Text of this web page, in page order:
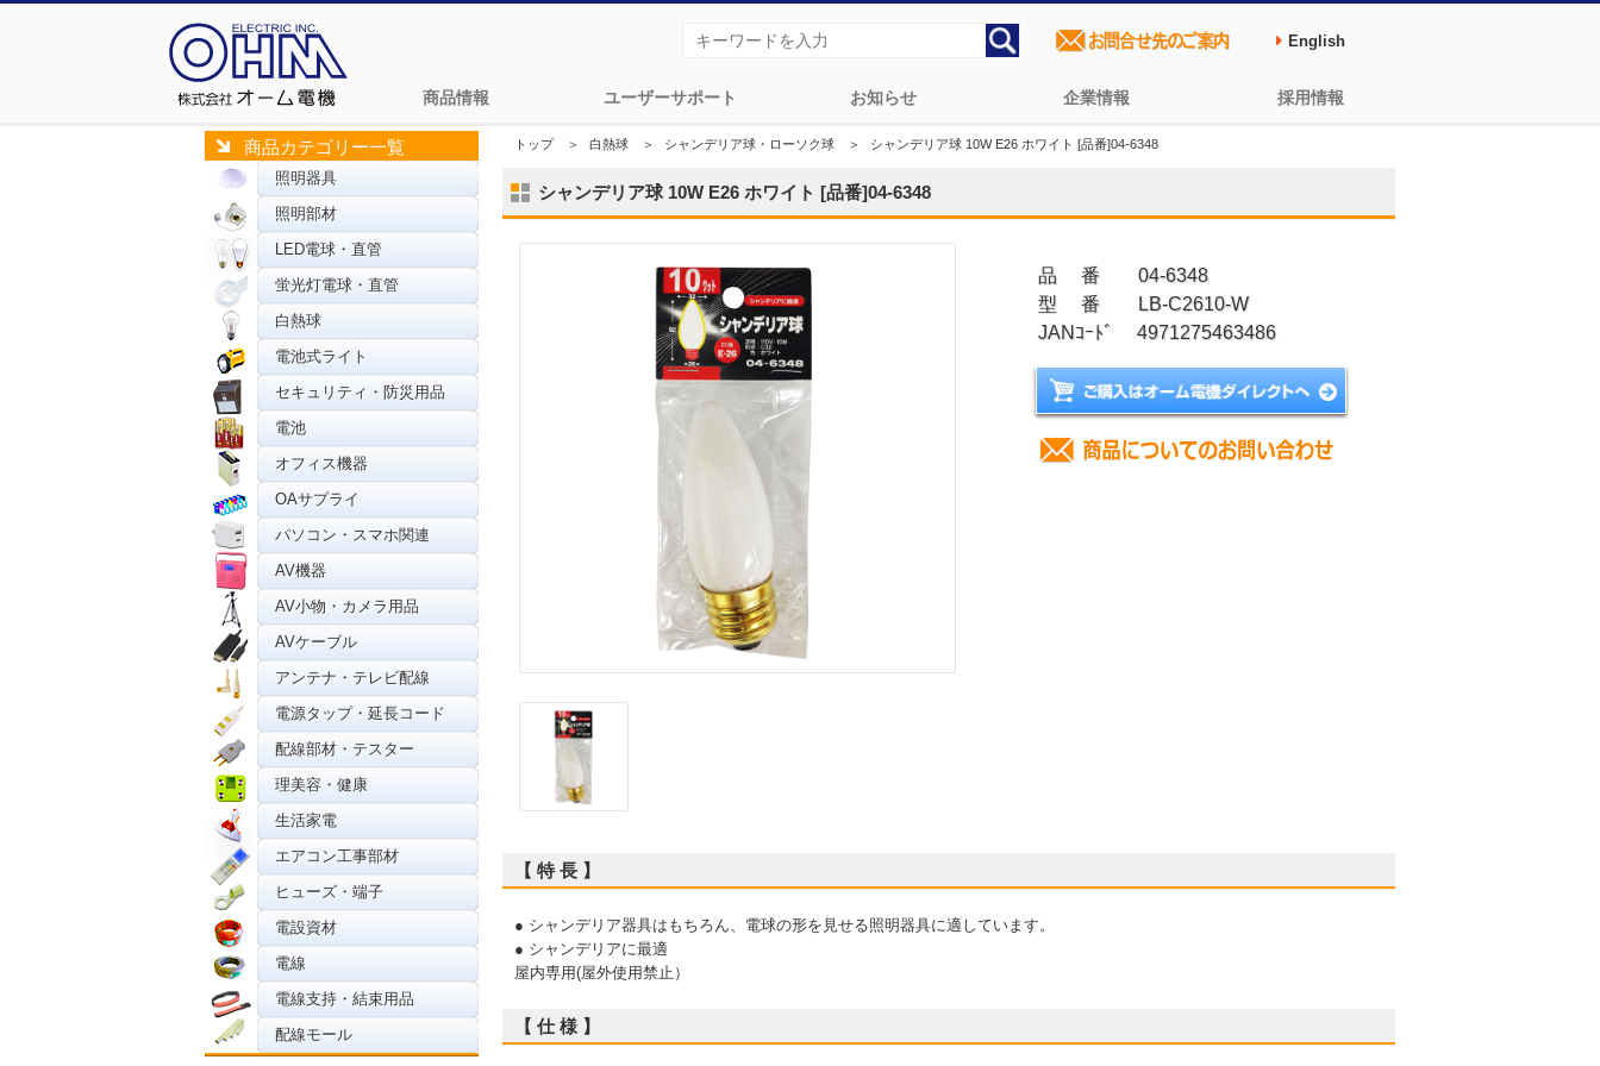
商品情報 ユーザーサポート お知らせ 企業情報 採用情報
English
商品カテゴリー一覧
照明器具
照明部材
LED電球・直管
蛍光灯電球・直管
白熱球
電池式ライト
セキュリティ・防災用品
電池
オフィス機器
OAサプライ
パソコン・スマホ関連
AV機器
AV小物・カメラ用品
AVケーブル
アンテナ・テレビ配線
電源タップ・延長コード
配線部材・テスター
理美容・健康
生活家電
エアコン工事部材
ヒューズ・端子
電設資材
電線
電線支持・結束用品
配線モール
トップ＞ 白熱球 ＞ シャンデリア球・ローソク球 ＞ シャンデリア球 10W E26 ホワイト [品番]04-6348
シャンデリア球 10W E26 ホワイト [品番]04-6348
品 番 04-6348
型 番 LB-C2610-W
JANｺｰﾄﾞ 4971275463486
【 特 長 】
● シャンデリア器具はもちろん、電球の形を見せる照明器具に適しています。
● シャンデリアに最適
屋内専用(屋外使用禁止）
【 仕 様 】